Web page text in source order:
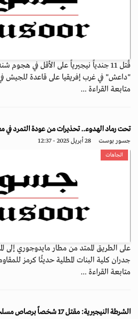
قُتل 11 جندياً نيجيرياً على الأقل في
"داعش" في غرب إفريقيا على قاعدة للجيش
متابعة القراءة ...
تحت رماد الهدوء.. تحذيرات من عودة التمرد في
جسور بوست 28 أبريل 2025 - 12:37
اتجاهات
على الطريق الممتد من مطار مايدوجوري إلى
جدران كلية البنات المطلية حديثًا كرمز
متابعة القراءة ...
الشرطة النيجيرية: مقتل 17 شخصاً برصاص مسلحين وسط البلاد